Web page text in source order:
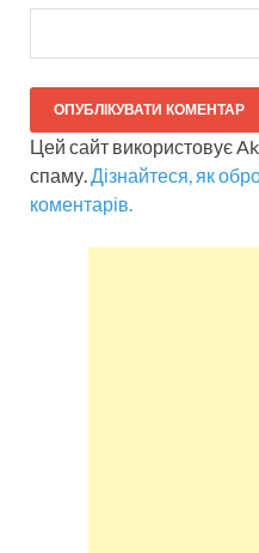
Цей сайт використовує
спаму.Дізнайтеся, як
коментарів.